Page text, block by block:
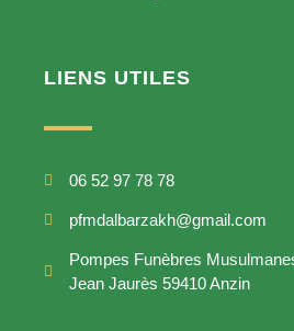
LIENS UTILES
06 52 97 78 78
pfmdalbarzakh@gmail.com
Pompes Funèbres
Jean Jaurès 59410 Anzin